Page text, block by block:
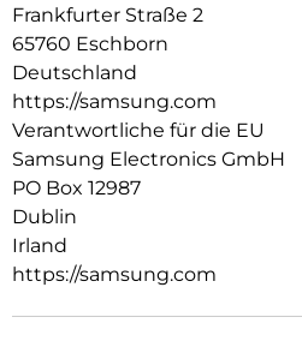
Frankfurter Straße 2
65760 Eschborn
Deutschland
https://samsung.com
Verantwortliche für die EU
Samsung Electronics GmbH
PO Box 12987
Dublin
Irland
https://samsung.com